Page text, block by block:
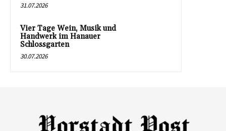
31.07.2026
Vier Tage Wein, Musik und
Handwerk im Hanauer
Schlossgarten
30.07.2026